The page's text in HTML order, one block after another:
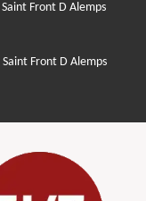
Front D Alemps
Front D Alemps